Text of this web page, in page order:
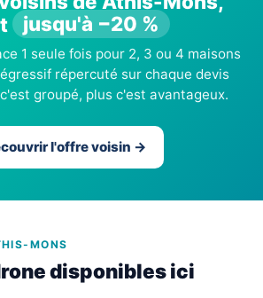
jusqu'à −20 %
1 seule fois pour 2, 3 ou 4 maisons
répercuté sur chaque devis
groupé, plus c'est avantageux.
l'offre voisin →
MONS
disponibles ici